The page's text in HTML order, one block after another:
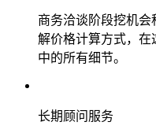
商务洽谈阶段挖机
解价格计算方式，在
中的所有细节。
长期顾问服务